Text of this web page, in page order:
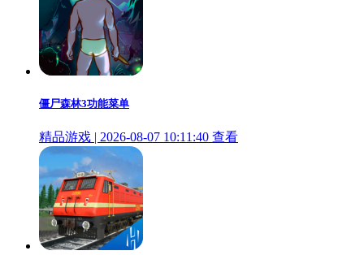
僵尸森林3功能菜单
精品游戏 | 2026-08-07 10:11:40 查看